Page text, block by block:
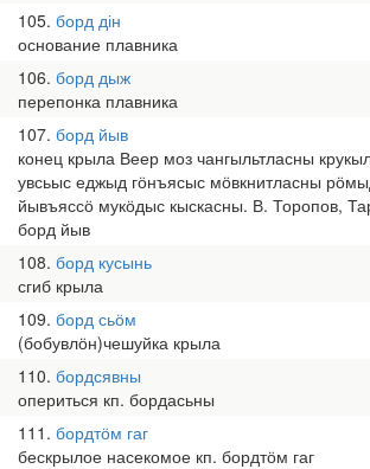
105 борд дін
основание плавника
106 борд дыж
перепонка плавника
107 борд йыв
конец крыла Веер моз чангыльтласны
увсьыс еджыд гӧнъясыс мӧвкнитласны
йывъяссӧ мукӧдыс кыскасны. В. Торопов,
борд йыв
108 борд кусынь
сгиб крыла
109 борд сьӧм
(бобувлӧн)чешуйка крыла
110 бордсявны
опериться кп. бордасьны
111 бордтӧм гаг
бескрылое насекомое кп. бордтӧм гаг